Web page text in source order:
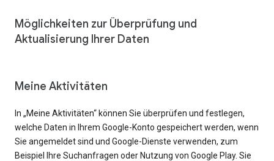
Möglichkeiten zur Überprüfung und
Aktualisierung Ihrer Daten
Meine Aktivitäten
In „Meine Aktivitäten“ können Sie überprüfen und festlegen,
welche Daten in Ihrem Google-Konto gespeichert werden, wenn
Sie angemeldet sind und Google-Dienste verwenden, zum
Beispiel Ihre Suchanfragen oder Nutzung von Google Play. Sie